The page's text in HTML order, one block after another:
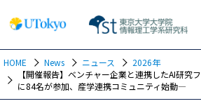
HOME News ニュース
2026年
【開催報告】ベンチャー企業と連携したAI研
に84名が参加、産学連携コミュニティ始動―